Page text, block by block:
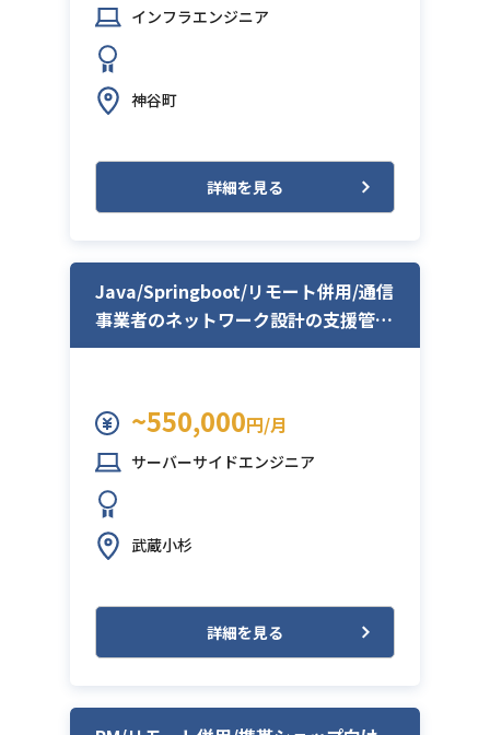
インフラエンジニア
神谷町
詳細を見る
Java/Springboot/リモート併用/通信
事業者のネットワーク設計の支援管理
システム
~550,000円/月
サーバーサイドエンジニア
武蔵小杉
詳細を見る